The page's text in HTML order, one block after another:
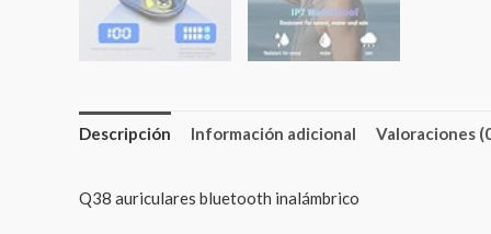
Descripción Información adicional Valoraciones
Q38 auriculares bluetooth inalámbrico